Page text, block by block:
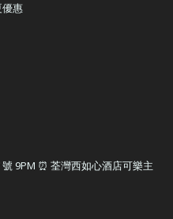
優惠
9PM ⏰ 荃灣西如心酒店可樂主